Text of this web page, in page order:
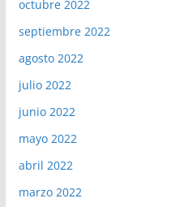
octubre 2022
septiembre 2022
agosto 2022
julio 2022
junio 2022
mayo 2022
abril 2022
marzo 2022